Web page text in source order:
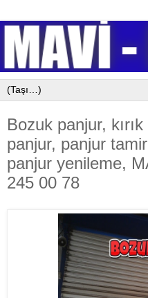
Bozuk panjur,
panjur, panjur
panjur yenileme,
245 00 78